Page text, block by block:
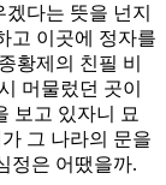
다는 뜻을 넌지
고 이곳에 정자를
황제의 친필 비
머물렀던 곳이
보고 있자니 묘
그 나라의 문을
정은 어땠을까.